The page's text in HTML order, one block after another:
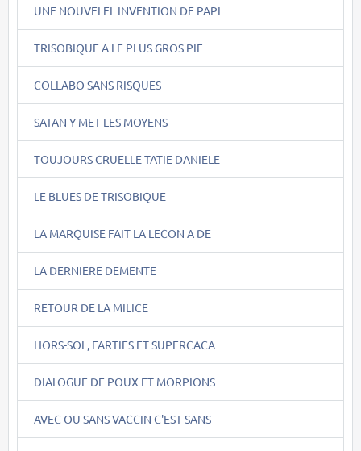
UNE NOUVELEL INVENTION DE PAPI
TRISOBIQUE A LE PLUS GROS PIF
COLLABO SANS RISQUES
SATAN Y MET LES MOYENS
TOUJOURS CRUELLE TATIE DANIELE
LE BLUES DE TRISOBIQUE
LA MARQUISE FAIT LA LECON A DE
LA DERNIERE DEMENTE
RETOUR DE LA MILICE
HORS-SOL, FARTIES ET SUPERCACA
DIALOGUE DE POUX ET MORPIONS
AVEC OU SANS VACCIN C'EST SANS